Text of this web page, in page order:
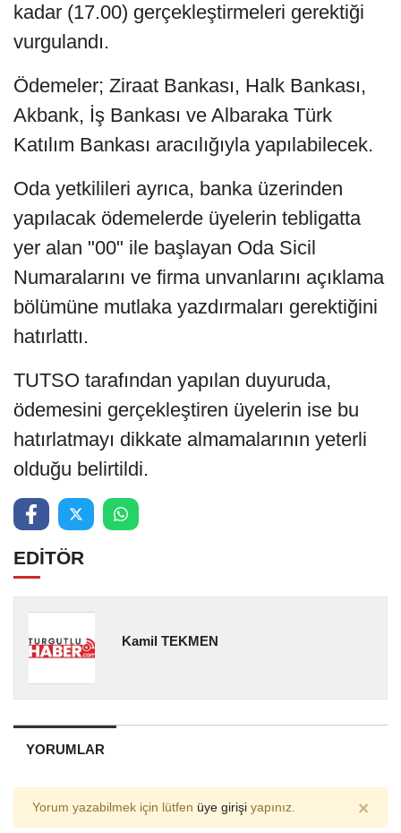
kadar (17.00) gerçekleştirmeleri gerektiği
vurgulandı.
Ödemeler; Ziraat Bankası, Halk Bankası,
Akbank, İş Bankası ve Albaraka Türk
Katılım Bankası aracılığıyla yapılabilecek.
Oda yetkilileri ayrıca, banka üzerinden
yapılacak ödemelerde üyelerin tebligatta
yer alan "00" ile başlayan Oda Sicil
Numaralarını ve firma unvanlarını açıklama
bölümüne mutlaka yazdırmaları gerektiğini
hatırlattı.
TUTSO tarafından yapılan duyuruda,
ödemesini gerçekleştiren üyelerin ise bu
hatırlatmayı dikkate almamalarının yeterli
olduğu belirtildi.
EDİTÖR
Kamil TEKMEN
YORUMLAR
Yorum yazabilmek için lütfen üye girişi yapınız. ×